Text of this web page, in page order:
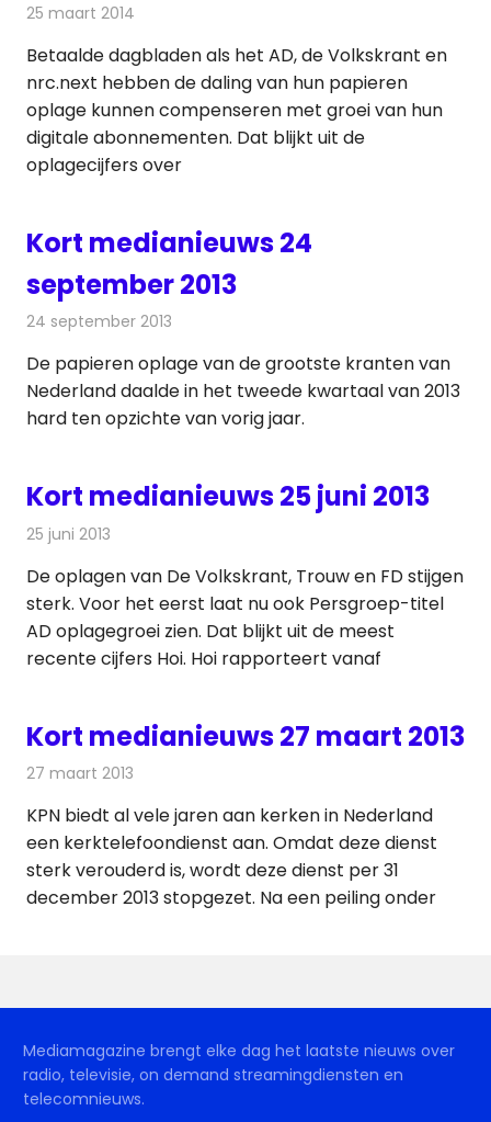
25 maart 2014
Betaalde dagbladen als het AD, de Volkskrant en
nrc.next hebben de daling van hun papieren
oplage kunnen compenseren met groei van hun
digitale abonnementen. Dat blijkt uit de
oplagecijfers over
Kort medianieuws 24
september 2013
24 september 2013
De papieren oplage van de grootste kranten van
Nederland daalde in het tweede kwartaal van 2013
hard ten opzichte van vorig jaar.
Kort medianieuws 25 juni 2013
25 juni 2013
De oplagen van De Volkskrant, Trouw en FD stijgen
sterk. Voor het eerst laat nu ook Persgroep-titel
AD oplagegroei zien. Dat blijkt uit de meest
recente cijfers Hoi. Hoi rapporteert vanaf
Kort medianieuws 27 maart 2013
27 maart 2013
KPN biedt al vele jaren aan kerken in Nederland
een kerktelefoondienst aan. Omdat deze dienst
sterk verouderd is, wordt deze dienst per 31
december 2013 stopgezet. Na een peiling onder
Mediamagazine brengt elke dag het laatste nieuws over
radio, televisie, on demand streamingdiensten en
telecomnieuws.